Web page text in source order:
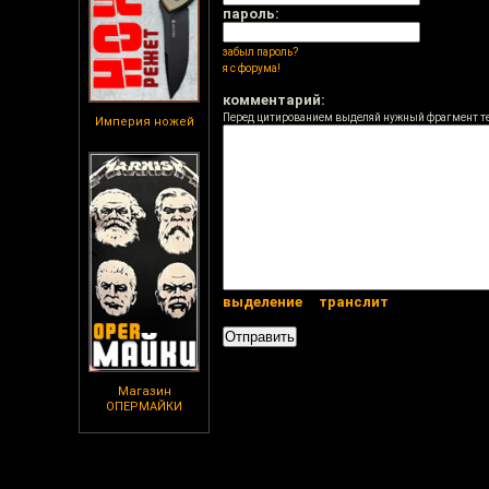
Империя ножей
Магазин
ОПЕРМАЙКИ
пароль:
забыл пароль?
я с форума!
комментарий:
Перед цитированием выделяй нужный фрагмент
выделение транслит